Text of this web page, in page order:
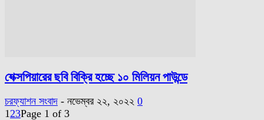
শেক্সপিয়ারের ছবি বিক্রি হচ্ছে ১০ মিলিয়ন পাউন্ডে
চরফ্যাশন সংবাদ - নভেম্বর ২২, ২০২২ 0
123Page 1 of 3